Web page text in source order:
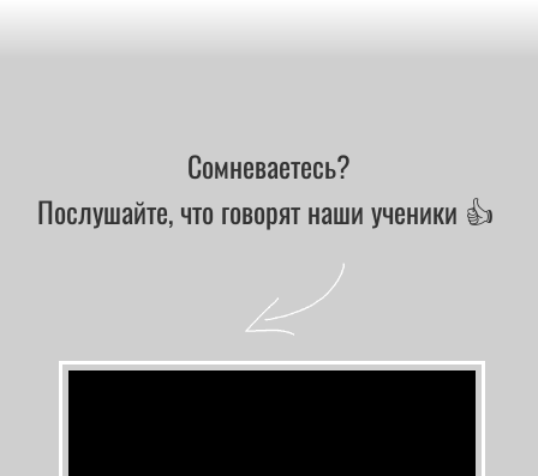
Сомневаетесь?
Послушайте, что говорят наши ученики 👍